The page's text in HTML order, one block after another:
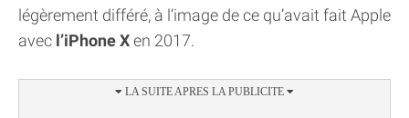
légèrement différé, à l’image de ce qu’avait fait Apple
avec l’iPhone Xen 2017.